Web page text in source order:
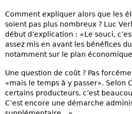
Comment expliquer alors que les
soient pas plus nombreux ? Luc
début d’explication : «Le souci,
assez mis en avant les bénéfices
notamment sur le plan
Une question de coût ? Pas
«mais le temps à y passer». Selon
certains producteurs, c’est
C’est encore une démarche